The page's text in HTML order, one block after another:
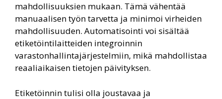
mahdollisuuksien mukaan. Tämä vähentää
manuaalisen työn tarvetta ja minimoi virheiden
mahdollisuuden. Automatisointi voi sisältää
etiketöintilaitteiden integroinnin
varastonhallintajärjestelmiin, mikä mahdollistaa
reaaliaikaisen tietojen päivityksen.
Etiketöinnin tulisi olla joustavaa ja